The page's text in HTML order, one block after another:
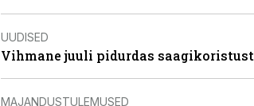
UUDISED
Vihmane juuli pidurdas saagikoristust
MAJANDUSTULEMUSED